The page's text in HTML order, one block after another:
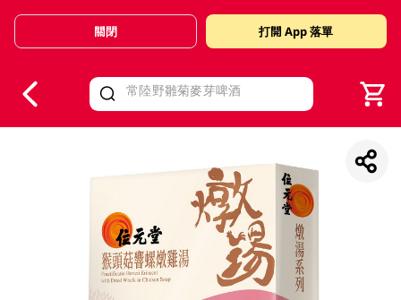
Valid Until 30 June 2026
關閉 打開 App 落單